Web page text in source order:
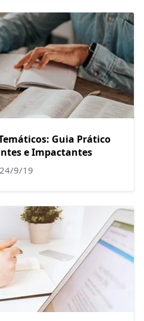
Guia Prático
e Impactantes
9/19